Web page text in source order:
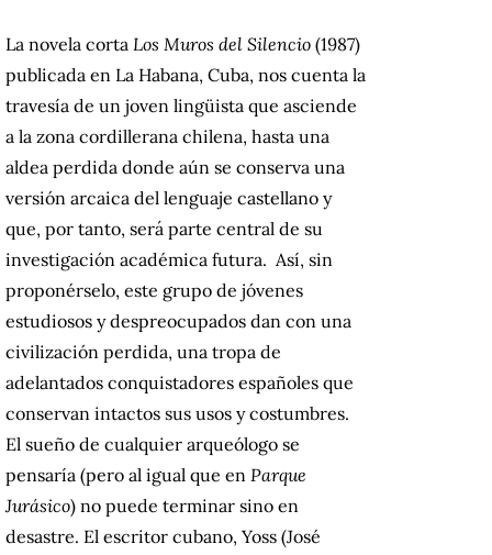
La novela corta Los Muros del Silencio (1987)
publicada en La Habana, Cuba, nos cuenta la
travesía de un joven lingüista que asciende
a la zona cordillerana chilena, hasta una
aldea perdida donde aún se conserva una
versión arcaica del lenguaje castellano y
que, por tanto, será parte central de su
investigación académica futura. Así, sin
proponérselo, este grupo de jóvenes
estudiosos y despreocupados dan con una
civilización perdida, una tropa de
adelantados conquistadores españoles que
conservan intactos sus usos y costumbres.
El sueño de cualquier arqueólogo se
pensaría (pero al igual que en Parque
Jurásico) no puede terminar sino en
desastre. El escritor cubano, Yoss (José